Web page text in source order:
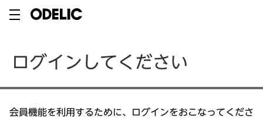
ログインしてください
会員機能を利用するために、ログインをおこなってくださ